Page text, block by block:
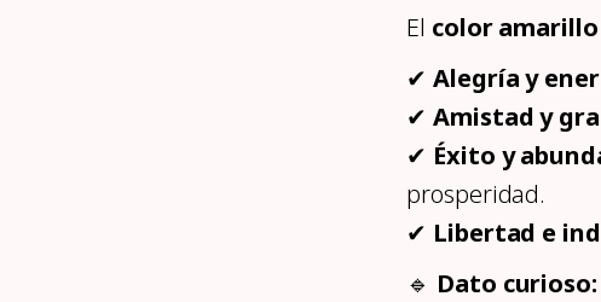
El color amarillo
✔ Alegría y
✔ Amistad y
✔ Éxito y
prosperidad.
✔ Libertad e
🔹 Dato curioso: